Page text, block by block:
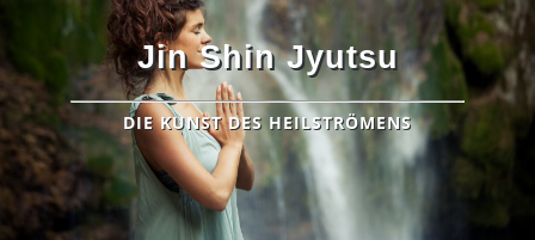
Jin Shin Jyutsu
DIE KUNST DES HEILSTRÖMENS